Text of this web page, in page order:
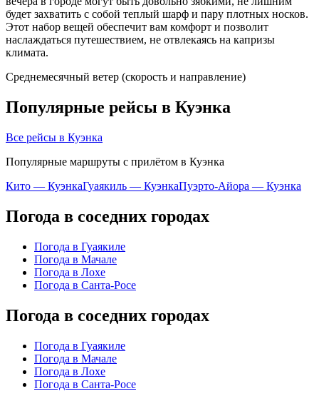
будет захватить с собой теплый шарф и пару плотных носков.
Этот набор вещей обеспечит вам комфорт и позволит
наслаждаться путешествием, не отвлекаясь на капризы
климата.
Среднемесячный ветер (скорость и направление)
Популярные рейсы в Куэнка
Все рейсы в Куэнка
Популярные маршруты с прилётом в Куэнка
Кито — КуэнкаГуаякиль — КуэнкаПуэрто-Айора — Куэнка
Погода в соседних городах
Погода в Гуаякиле
Погода в Мачале
Погода в Лохе
Погода в Санта-Росе
Погода в соседних городах
Погода в Гуаякиле
Погода в Мачале
Погода в Лохе
Погода в Санта-Росе